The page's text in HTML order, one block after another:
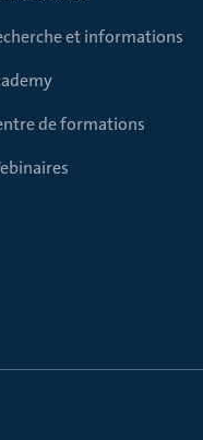
et informations
de formations